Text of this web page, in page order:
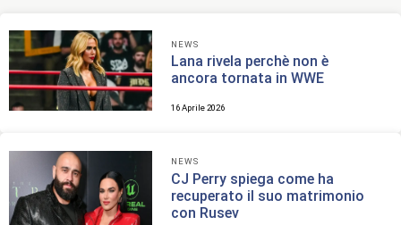
NEWS
Lana rivela perchè non è
ancora tornata in WWE
16 Aprile 2026
NEWS
CJ Perry spiega come ha
recuperato il suo matrimonio
con Rusev